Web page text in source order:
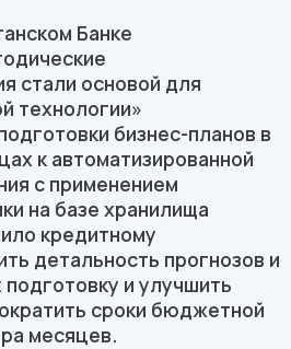
Банке
стали основой для
технологии»
бизнес-планов в
к автоматизированной
с применением
на базе хранилища
кредитному
детальность прогнозов и
подготовку и улучшить
сроки бюджетной
месяцев.